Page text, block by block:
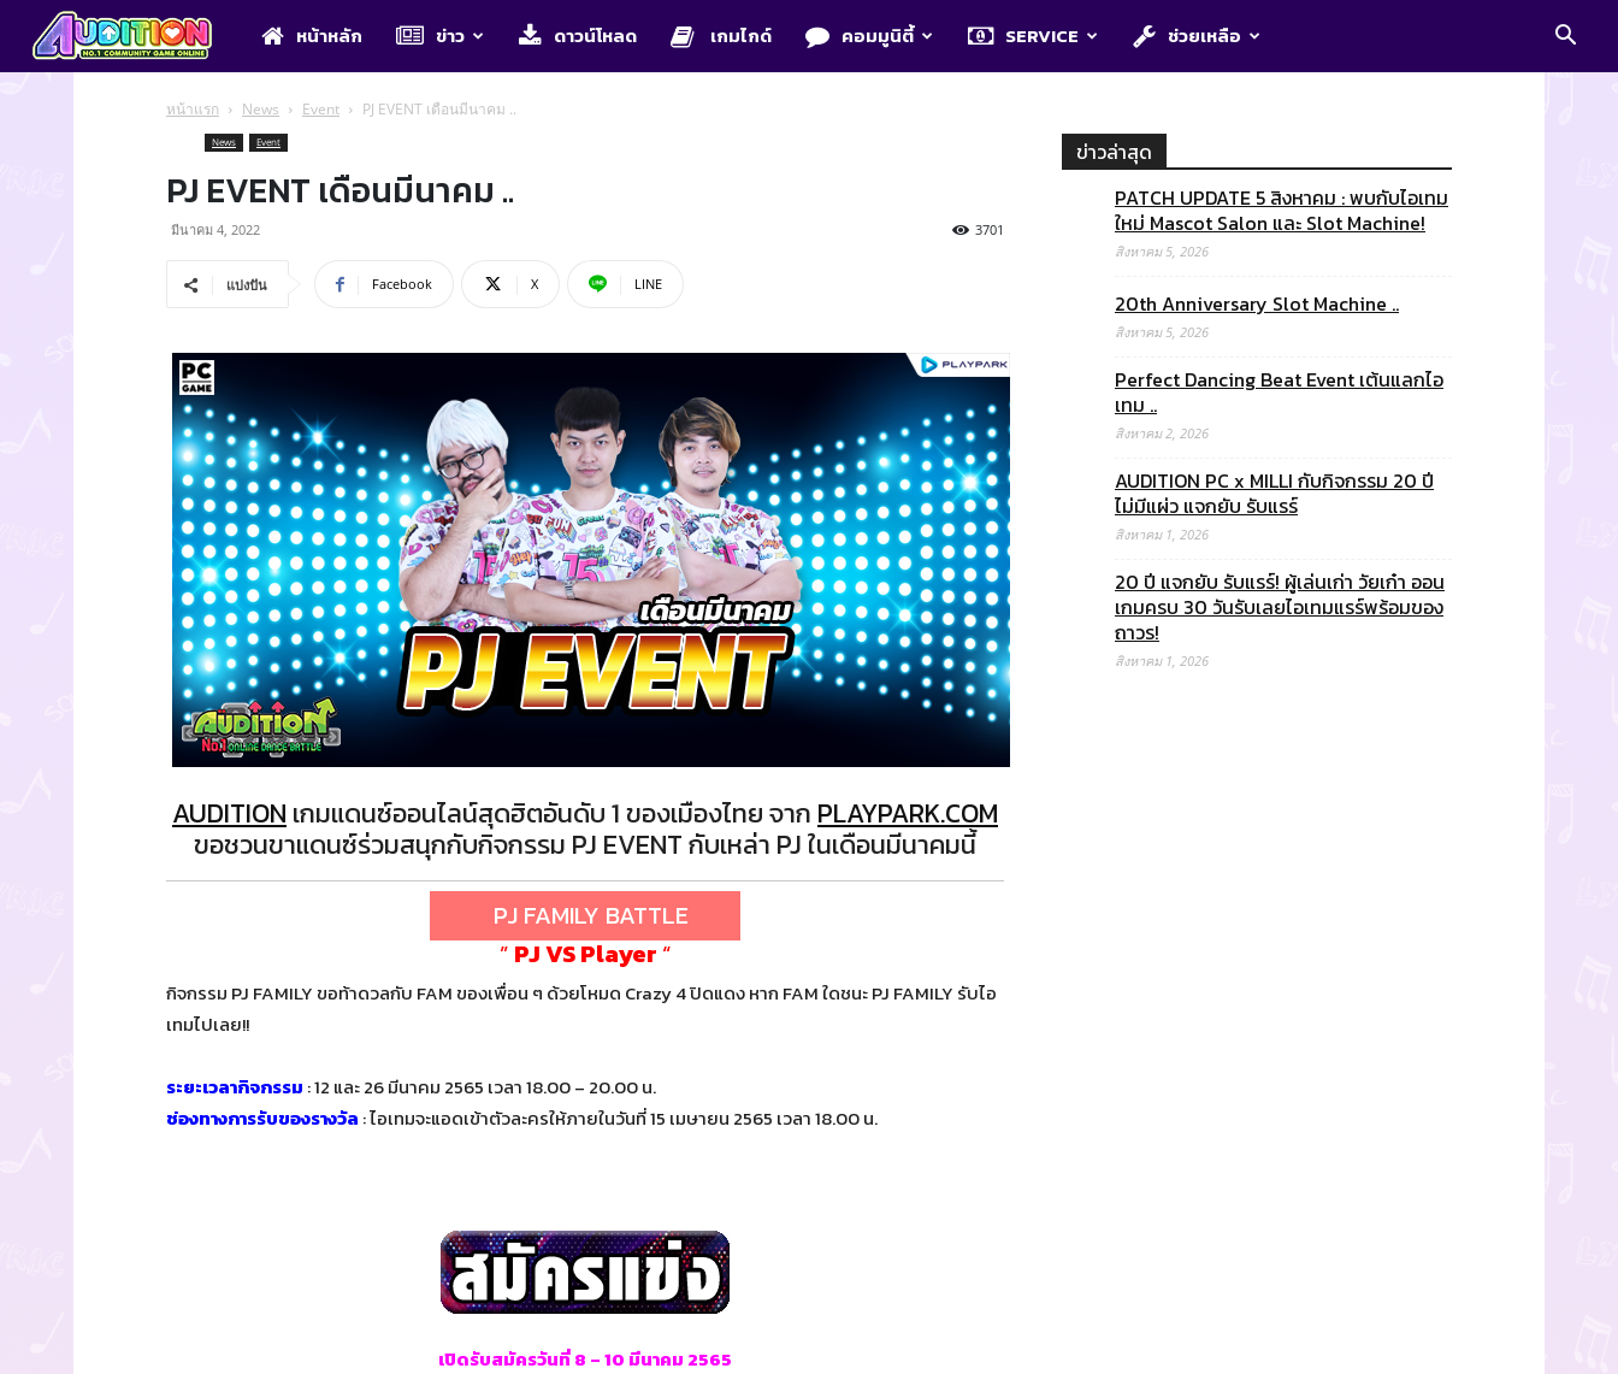
Auditionหน้าหลัก ข่าว ดาวน์โหลด เกมไกด์ คอมมูนิตี้ SERVICE ช่วยเหลือ
หน้าแรก News Event PJ EVENT เดือนมีนาคม ..
News Event
PJ EVENT เดือนมีนาคม ..
มีนาคม 4, 2022 3701
แบ่งปัน Facebook X LINE
AUDITION เกมแดนซ์ออนไลน์สุดฮิตอันดับ 1 ของเมืองไทย จาก PLAYPARK.COM
ขอชวนขาแดนซ์ร่วมสนุกกับกิจกรรม PJ EVENT กับเหล่า PJ ในเดือนมีนาคมนี้
PJ FAMILY BATTLE
” PJ VS Player “
กิจกรรม PJ FAMILY ขอท้าดวลกับ FAM ของเพื่อน ๆ ด้วยโหมด Crazy 4 ปิดแดง หาก FAM ใดชนะ PJ FAMILY รับไอ
เทมไปเลย!!
ระยะเวลากิจกรรม : 12 และ 26 มีนาคม 2565 เวลา 18.00 – 20.00 น.
ช่องทางการรับของรางวัล : ไอเทมจะแอดเข้าตัวละครให้ภายในวันที่ 15 เมษายน 2565 เวลา 18.00 น.
เปิดรับสมัครวันที่ 8 – 10 มีนาคม 2565
ข่าวล่าสุด
PATCH UPDATE 5 สิงหาคม : พบกับไอเทม
ใหม่ Mascot Salon และ Slot Machine!
สิงหาคม 5, 2026
20th Anniversary Slot Machine ..
สิงหาคม 5, 2026
Perfect Dancing Beat Event เต้นแลกไอ
เทม ..
สิงหาคม 2, 2026
AUDITION PC x MILLI กับกิจกรรม 20 ปี
ไม่มีแผ่ว แจกยับ รับแรร์
สิงหาคม 1, 2026
20 ปี แจกยับ รับแรร์! ผู้เล่นเก่า วัยเก๋า ออน
เกมครบ 30 วันรับเลยไอเทมแรร์พร้อมของ
ถาวร!
สิงหาคม 1, 2026